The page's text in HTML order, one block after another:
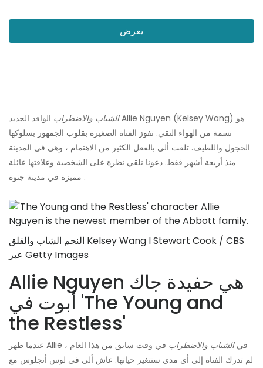
يعرض
الشباب والاضطراب الوافد الجديد Allie Nguyen (Kelsey Wang) هو
نسمة من الهواء النقي. تفوز الفتاة الصغيرة بقلوب الجمهور بسلوكها
الخجول واللطيف. تلفت ألي بالفعل الكثير من الاهتمام ، وهي في المدينة
منذ أربعة أشهر فقط. دعونا نلقي نظرة على الشخصية وعلاقتها عائلة
مميزة في مدينة جنوة .
النجم الشاب والقلق Kelsey Wang I Stewart Cook / CBS
عبر Getty Images
Allie Nguyen هي حفيدة جاك
أبوت في 'The Young and
the Restless'
عندما ظهر Allie فيالشباب والاضطراب في وقت سابق من هذا العام ،
لم تدرك الفتاة إلى أي مدى ستتغير حياتها. عاش ألي في لوس أنجلوس مع